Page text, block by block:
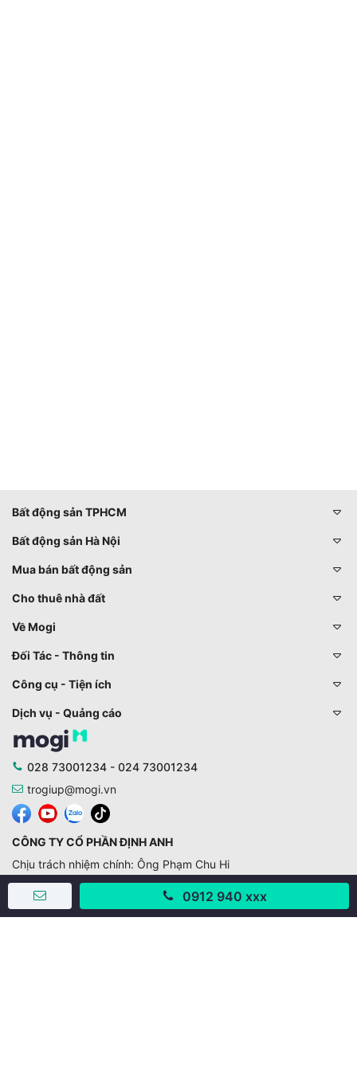
0912 940 xxx
Bất động sản TPHCM
Bất động sản Hà Nội
Mua bán bất động sản
Cho thuê nhà đất
Về Mogi
Đối Tác - Thông tin
Công cụ - Tiện ích
Dịch vụ - Quảng cáo
028 73001234 - 024 73001234
trogiup@mogi.vn
CÔNG TY CỔ PHẦN ĐỊNH ANH
Chịu trách nhiệm chính: Ông Phạm Chu Hi
Giấy phép số: 429/GP-BTTTT do Bộ TTTT cấp ngày
11/10/2019